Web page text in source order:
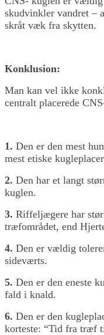
skudvinkler vandret –
skråt væk fra skytten.
Konklusion:
Man kan vel ikke
centralt placerede
1. Den er den mest
mest etiske
2. Den har et langt
kuglen.
3. Riffeljægere har
træfområdet, end
4. Den er vældig
sideværts.
5. Den er den eneste
fald i knald.
6. Den er den
korteste: “Tid fra træf